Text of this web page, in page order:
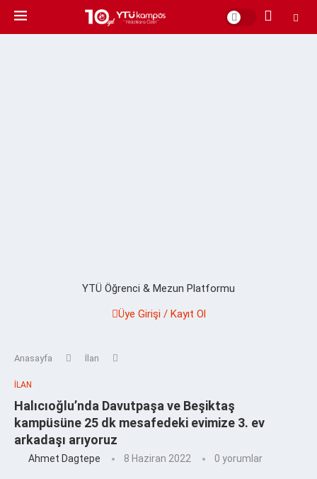
YTÜ Öğrenci & Mezun Platformu
Üye Girişi / Kayıt Ol
Anasayfa İlan
İLAN
Halıcıoğlu’nda Davutpaşa ve Beşiktaş
kampüsüne 25 dk mesafedeki evimize 3. ev
arkadaşı arıyoruz
Ahmet Dagtepe 8 Haziran 2022 0 yorumlar